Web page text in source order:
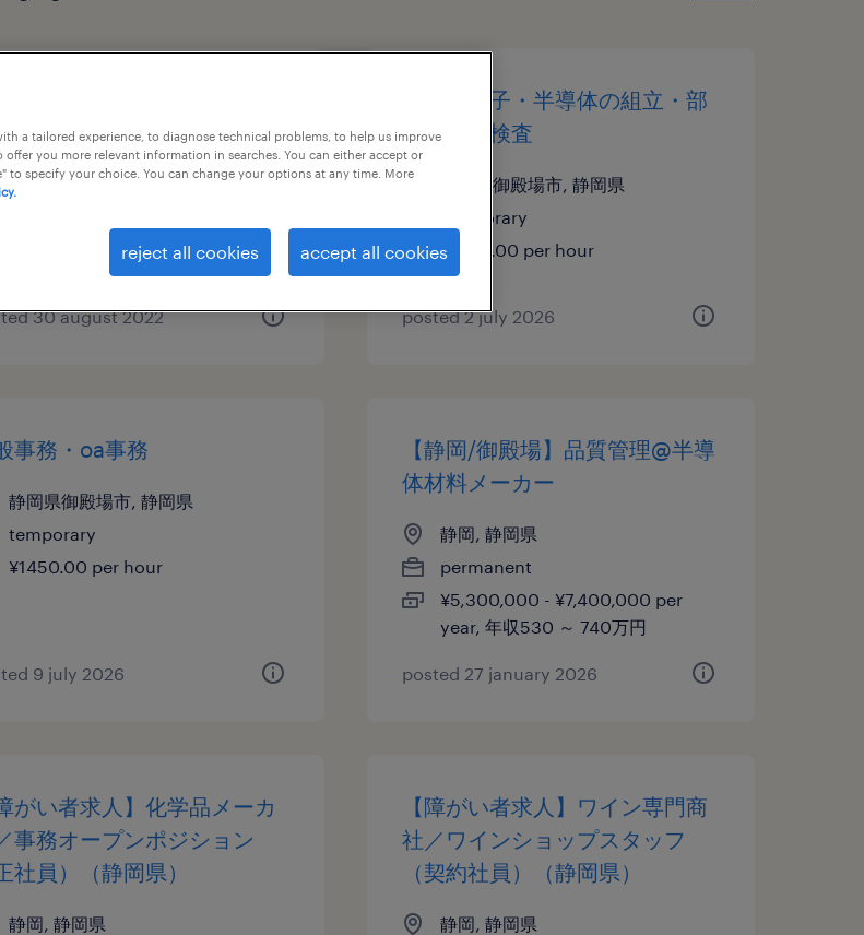
静岡県御殿場市, 静岡県
¥276,668 per month
30 august 2022
電気・電子・半導体の組立・部
品加工、検査
静岡県御殿場市, 静岡県
temporary
¥1450.00 per hour
posted 2 july 2026
事務・oa事務
静岡県御殿場市, 静岡県
temporary
¥1450.00 per hour
9 july 2026
【静岡/御殿場】品質管理@半導
体材料メーカー
静岡, 静岡県
permanent
¥5,300,000 - ¥7,400,000 per
year, 年収530 ～ 740万円
posted 27 january 2026
障がい者求人】化学品メーカ
事務オープンポジション
社員）（静岡県）
静岡, 静岡県
【障がい者求人】ワイン専門商
社／ワインショップスタッフ
（契約社員）（静岡県）
静岡, 静岡県
a tailored experience, to diagnose technical problems, to help us improve
offer you more relevant information in searches. You can either accept or
to specify your choice. You can change your options at any time. More
reject all cookies accept all cookies